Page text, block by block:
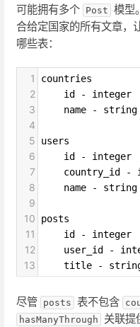
可能拥有多个 Post 模型
合给定国家的所有文章，
哪些表：
1 countries
2
    id - integer
3
    name - string
4
5
users
6
    id - integer
7
country_id -
8
    name - string
9
10
posts
11
    id - integer
12
user_id -
13
title -
尽管 posts 表不包含
hasManyThrough 关联提